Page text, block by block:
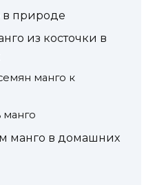
в природе
из косточки в
манго к
манго
манго в домашних